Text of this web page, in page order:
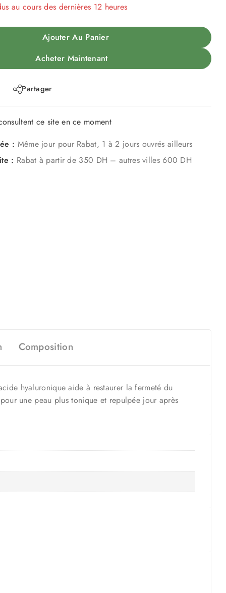
au cours des dernières 12 heures
de 14 personnes ont dans leur panier
Ajouter Au Panier
Acheter Maintenant
Partager
ce site en ce moment
: Même jour pour Rabat, 1 à 2 jours ouvrés ailleurs
: Rabat à partir de 350 DH – autres villes 600 DH
Composition
hyaluronique aide à restaurer la fermeté du
une peau plus tonique et repulpée jour après